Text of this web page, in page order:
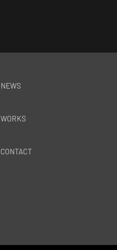
NEWS
WORKS
CONTACT